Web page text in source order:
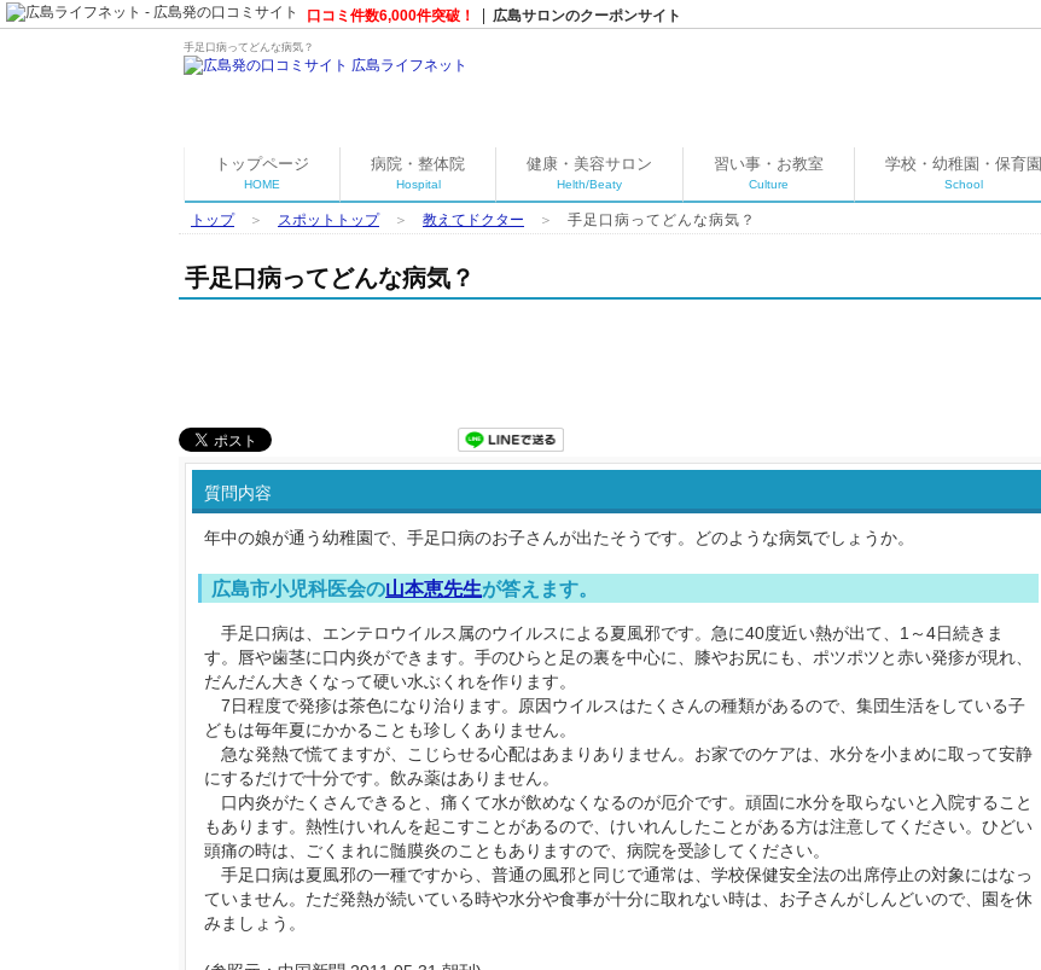
口コミ件数6,000件突破！ 広島サロンのクーポンサイト
手足口病ってどんな病気？
トップページ
HOME
病院・整体院
Hospital
健康・美容サロン
Helth/Beaty
習い事・お教室
Culture
学校・幼稚園・保育園
School
トップ＞ スポットトップ＞ 教えてドクター ＞ 手足口病ってどんな病気？
手足口病ってどんな病気？
質問内容
年中の娘が通う幼稚園で、手足口病のお子さんが出たそうです。どのような病気でしょうか。
広島市小児科医会の山本恵先生が答えます。
手足口病は、エンテロウイルス属のウイルスによる夏風邪です。急に40度近い熱が出て、1～4日続きま
す。唇や歯茎に口内炎ができます。手のひらと足の裏を中心に、膝やお尻にも、ポツポツと赤い発疹が現れ、
だんだん大きくなって硬い水ぶくれを作ります。
7日程度で発疹は茶色になり治ります。原因ウイルスはたくさんの種類があるので、集団生活をしている子
どもは毎年夏にかかることも珍しくありません。
急な発熱で慌てますが、こじらせる心配はあまりありません。お家でのケアは、水分を小まめに取って安静
にするだけで十分です。飲み薬はありません。
口内炎がたくさんできると、痛くて水が飲めなくなるのが厄介です。頑固に水分を取らないと入院すること
もあります。熱性けいれんを起こすことがあるので、けいれんしたことがある方は注意してください。ひどい
頭痛の時は、ごくまれに髄膜炎のこともありますので、病院を受診してください。
手足口病は夏風邪の一種ですから、普通の風邪と同じで通常は、学校保健安全法の出席停止の対象にはなっ
ていません。ただ発熱が続いている時や水分や食事が十分に取れない時は、お子さんがしんどいので、園を休
みましょう。